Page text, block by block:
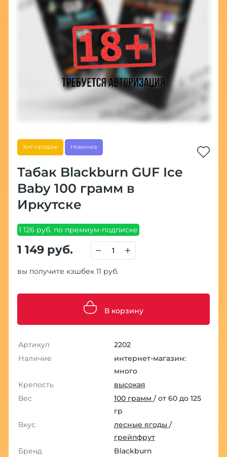
Хит продаж Новинка
Табак Blackburn GUF Ice
Baby 100 грамм в
Иркутске
1 126 руб. по премиум-подписке
1 149 руб.
вы получите кэшбек 11 руб.
В корзину
Артикул
2202
Наличие
интернет-магазин:
много
Крепость
высокая
Вес
100 грамм / от 60 до 125
гр
Вкус
лесные ягоды /
грейпфрут
Бренд
Blackburn